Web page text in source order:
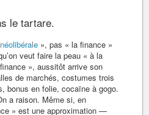
le tartare.
», pas « la finance »
veut faire la peau « à la
», aussitôt arrive son
de marchés, costumes trois
bonus en folie, cocaïne à gogo.
a raison. Même si, en
» est une approximation —